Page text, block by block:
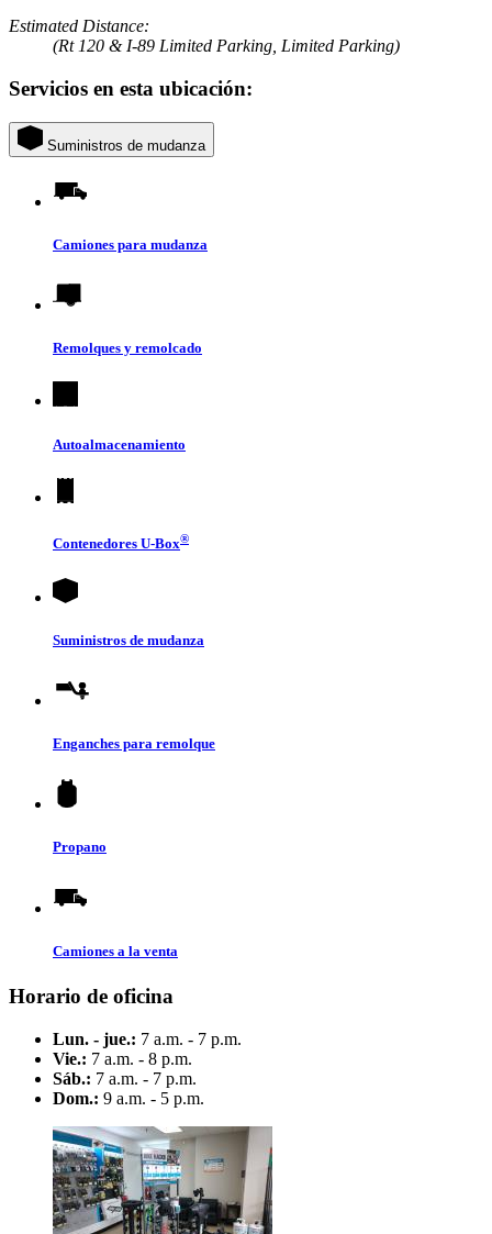
Estimated Distance:
(Rt 120 & I-89 Limited Parking, Limited Parking)
Servicios en esta ubicación:
Suministros de mudanza
Camiones para mudanza
Remolques y remolcado
Autoalmacenamiento
Contenedores U-Box®
Suministros de mudanza
Enganches para remolque
Propano
Camiones a la venta
Horario de oficina
Lun. - jue.: 7 a.m. - 7 p.m.
Vie.: 7 a.m. - 8 p.m.
Sáb.: 7 a.m. - 7 p.m.
Dom.: 9 a.m. - 5 p.m.